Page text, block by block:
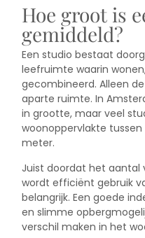
Hoe groot is
gemiddeld?
Een studio bestaat
leefruimte waarin
gecombineerd. Alleen
aparte ruimte. In
in grootte, maar veel
woonoppervlakte
meter.
Juist doordat het aantal
wordt efficiënt gebruik
belangrijk. Een goede
en slimme
verschil maken in het